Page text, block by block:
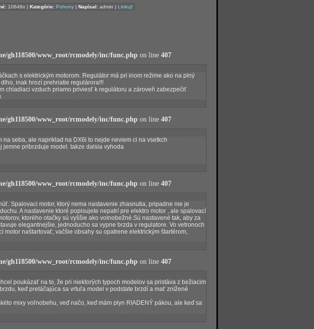
10649x | Kategórie: Pohony | Napísal: admin | Linkuj!
gh118500/www_root/rcmodely/inc/func.php on line 407
s elektrickým motorom. Regulátor má pri inom režime ako na plný
inak hrozí prehriatie regulárora!!!
chladiaci vzduch priamo priviesť k regulátoru a zároveň zabezpečiť
gh118500/www_root/rcmodely/inc/func.php on line 407
seba, ale napriklad na DX6i to nejde neviem ci na vsetkch
jemne pribrzduje model. takze dalsia vyhoda
gh118500/www_root/rcmodely/inc/func.php on line 407
Spalovaci motor, ktorý nema nastavenie zhasnutia, pripadne nie je
A nastavenie ktoré popisujete nepatrí pre elektro motor , ale spalovací
ktorého otačky sú vyššie ako volnobežné.Sú nastavené tak, aby za
elegantnejšie, jednoducho sa vypne brzda v regulatore. Vo vetronoch
motor naštartovať, vačšie obsahy su opatrene elektrickým štartérom,
gh118500/www_root/rcmodely/inc/func.php on line 407
poukázať na to, že pri niektorých typoch modelov sa pristáva z bežiacim
keď pretáčajúca sa vrtuľa model v podstate brzdí a mať znížené
mixy voľnobehu, veď načo, keď mám plyn RIADENÝ pákou, ale keď sa